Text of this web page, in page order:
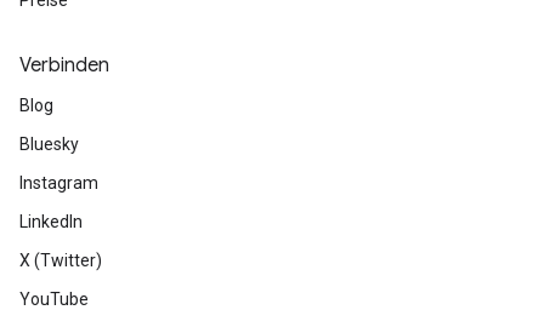
Verbinden
Blog
Bluesky
Instagram
LinkedIn
X (Twitter)
YouTube